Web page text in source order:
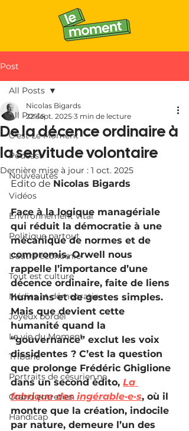
Post
All Posts
C'est Le Moment
Podcast
Nouveautés
Vidéos
Environnement vital
Politique partout
L'autre économie
Tout est culture
Médias et démocratie
Joyeux bordel
La vie du Moment
Tribune
Portraits de césurien.ne
Grand entretien
Handicap
All Posts
De la décence ordinaire à
la servitude volontaire
Nicolas Bigards
22 sept. 2025 3 min de lecture
Dernière mise à jour : 1 oct. 2025
Edito de Nicolas Bigards
Face à la logique managériale
qui réduit la démocratie à une
mécanique de normes et de
compromis, Orwell nous
rappelle l’importance d’une
décence ordinaire, faite de liens
humains et de gestes simples.
Mais que devient cette
humanité quand la
“gouvernance” exclut les voix
dissidentes ? C’est la question
que prolonge Frédéric Ghiglione
dans un second édito, La
fabrique des ingérable·e·s, où il
montre que la création, indocile
par nature, demeure l’un des